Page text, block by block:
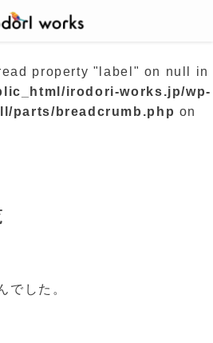
て
property "label" on null in
irodori-works.jp/wp-
parts/breadcrumb.php on
でした。